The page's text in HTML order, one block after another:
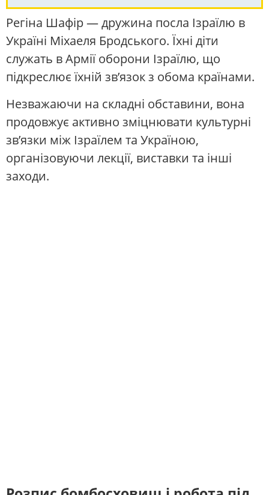
Регіна Шафір — дружина посла Ізраїлю в
Україні Міхаеля Бродського. Їхні діти
служать в Армії оборони Ізраїлю, що
підкреслює їхній зв’язок з обома країнами.
Незважаючи на складні обставини, вона
продовжує активно зміцнювати культурні
зв’язки між Ізраїлем та Україною,
організовуючи лекції, виставки та інші
заходи.